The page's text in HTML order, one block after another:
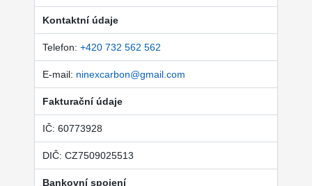
Kontaktní údaje
Telefon: +420 732 562 562
E-mail: ninexcarbon@gmail.com
Fakturační údaje
IČ: 60773928
DIČ: CZ7509025513
Bankovní spojení